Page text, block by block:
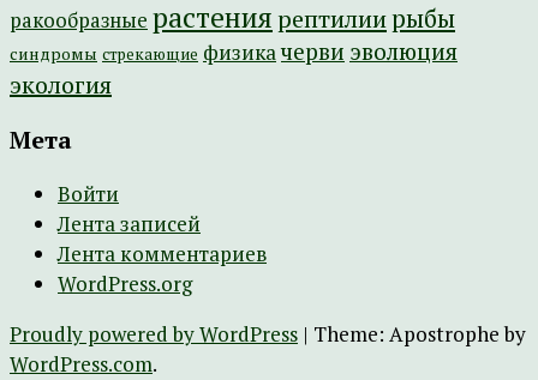
ракообразные растениярептилиирыбы
синдромы стрекающие физикачерви эволюция
экология
Мета
Войти
Лента записей
Лента комментариев
WordPress.org
Proudly powered by WordPress | Theme: Apostrophe by
WordPress.com.